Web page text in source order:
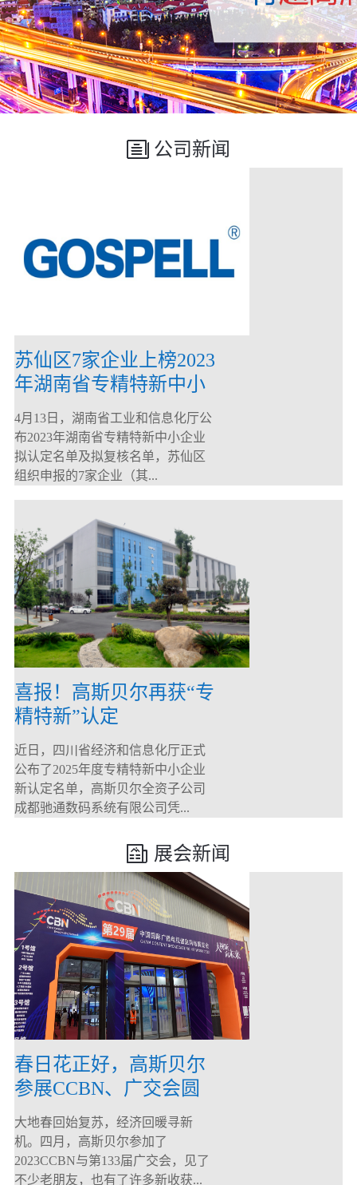
公司新闻
苏仙区7家企业上榜2023
年湖南省专精特新中小
企业
4月13日，湖南省工业和信息化厅公
布2023年湖南省专精特新中小企业
拟认定名单及拟复核名单，苏仙区
组织申报的7家企业（其...
喜报！高斯贝尔再获“专
精特新”认定
近日，四川省经济和信息化厅正式
公布了2025年度专精特新中小企业
新认定名单，高斯贝尔全资子公司
成都驰通数码系统有限公司凭...
展会新闻
春日花正好，高斯贝尔
参展CCBN、广交会圆
满落幕！
大地春回始复苏，经济回暖寻新
机。四月，高斯贝尔参加了
2023CCBN与第133届广交会，见了
不少老朋友，也有了许多新收获...